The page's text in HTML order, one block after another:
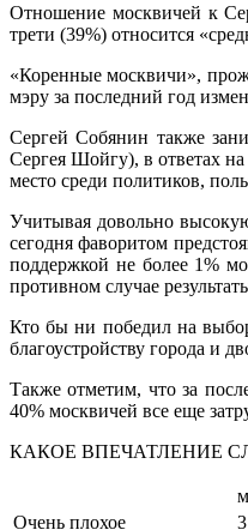
Отношение москвичей к
трети (39%) относится
«Коренные москвичи»,
мэру за последний год
Сергей Собянин также
Сергея Шойгу), в ответах
место среди политиков,
Учитывая довольно
сегодня фаворитом
поддержкой не более 1%
противном случае
Кто бы ни победил на
благоустройству города и
Также отметим, что за
40% москвичей все еще
КАКОЕ ВПЕЧАТЛЕНИЕ
Очень плохое
3